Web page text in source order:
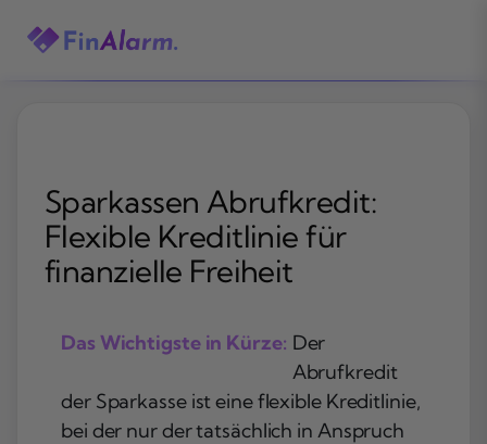
Inhalt
Sparkassen Abrufkredit:
Flexible Kreditlinie für
finanzielle Freiheit
Das Wichtigste in Kürze: Der
Abrufkredit
der Sparkasse ist eine flexible Kreditlinie,
bei der nur der tatsächlich in Anspruch